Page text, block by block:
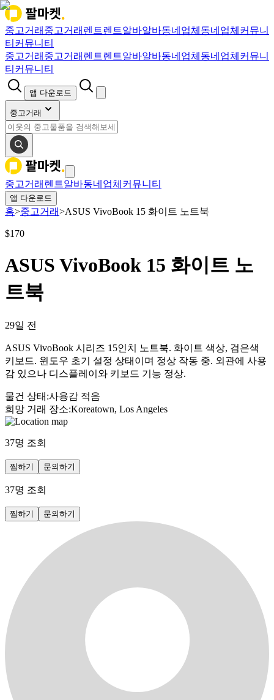
중고거래 중고거래 렌트렌트알바알바동네업체 동네업체 커뮤니
티 커뮤니티
중고거래 중고거래 렌트렌트알바알바동네업체 동네업체 커뮤니
티 커뮤니티
앱 다운로드
중고거래
중고거래 렌트알바동네업체 커뮤니티
앱 다운로드
홈>중고거래>ASUS VivoBook 15 화이트 노트북
$170
ASUS VivoBook 15 화이트 노
트북
29일 전
ASUS VivoBook 시리즈 15인치 노트북. 화이트 색상, 검은색
키보드. 윈도우 초기 설정 상태이며 정상 작동 중. 외관에 사용
감 있으나 디스플레이와 키보드 기능 정상.
물건 상태 :사용감 적음
희망 거래 장소:Koreatown, Los Angeles
37명 조회
찜하기 문의하기
37명 조회
찜하기 문의하기